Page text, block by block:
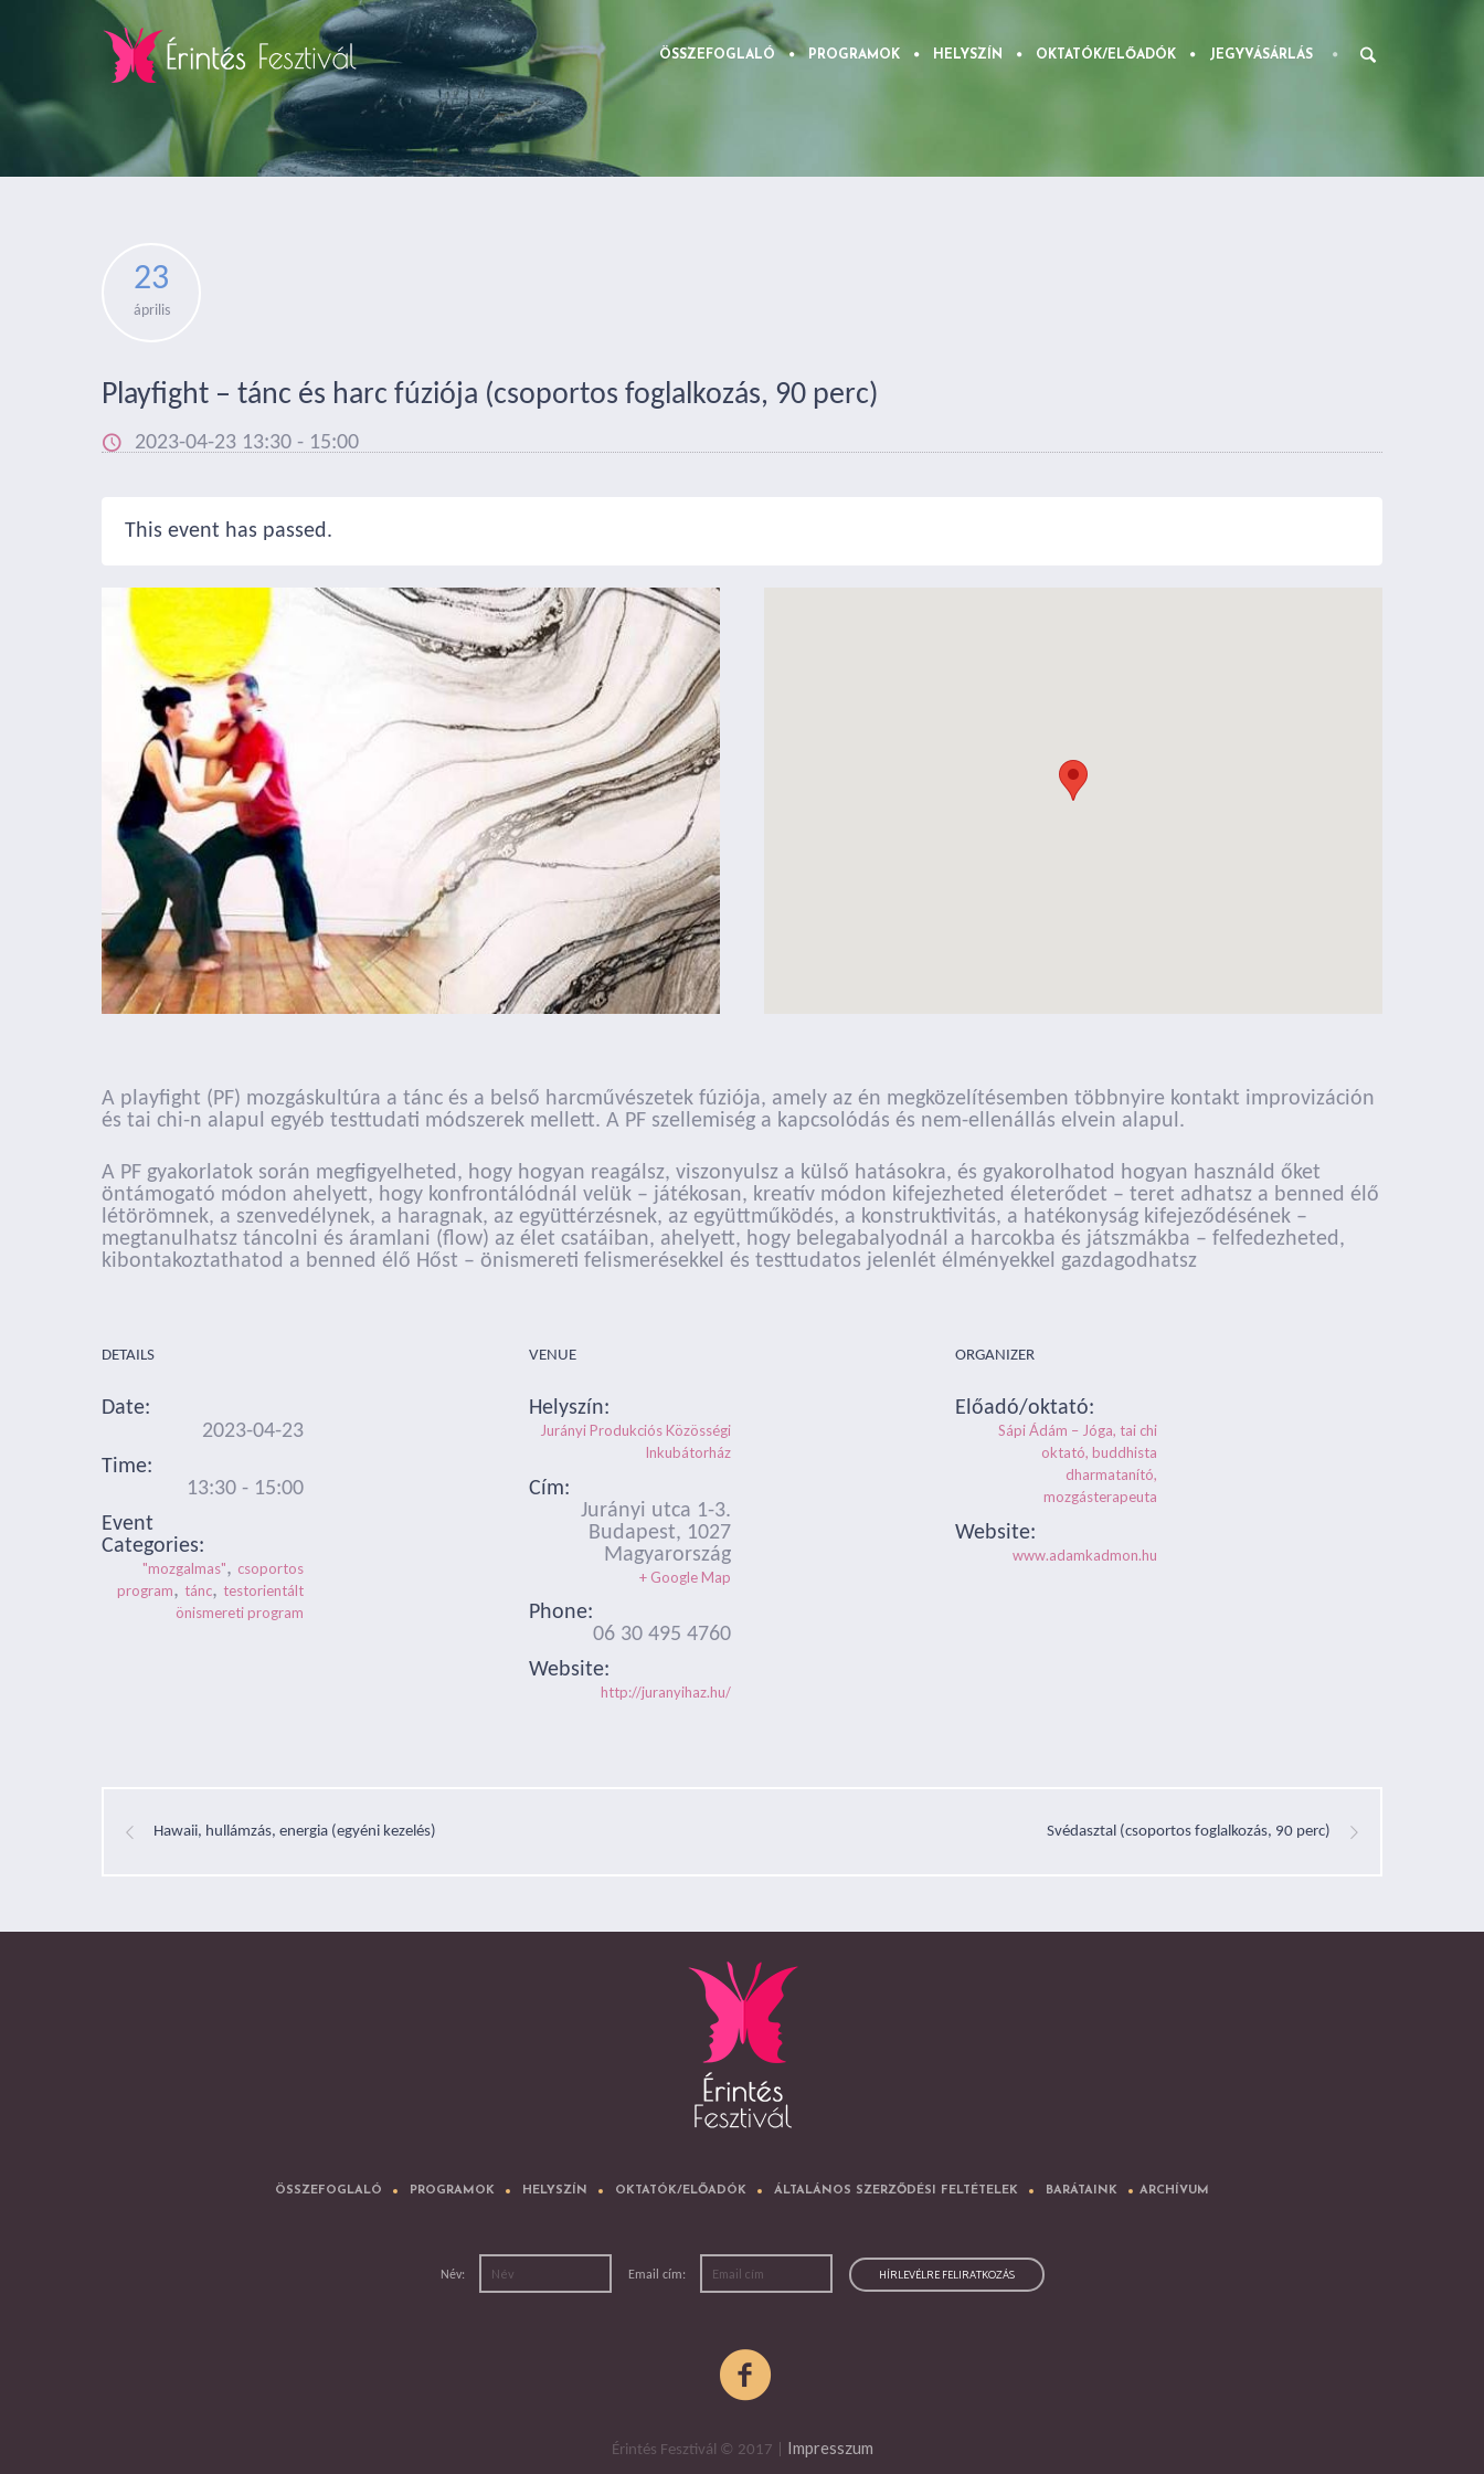
ÖSSZEFOGLALÓ PROGRAMOK HELYSZÍN OKTATÓK/ELŐADÓK JEGYVÁSÁRLÁS
23
április
Playfight – tánc és harc fúziója (csoportos foglalkozás, 90 perc)
2023-04-23 13:30 - 15:00
This event has passed.
A playfight (PF) mozgáskultúra a tánc és a belső harcművészetek fúziója, amely az én megközelítésemben többnyire kontakt improvizáción
és tai chi-n alapul egyéb testtudati módszerek mellett. A PF szellemiség a kapcsolódás és nem-ellenállás elvein alapul.
A PF gyakorlatok során megfigyelheted, hogy hogyan reagálsz, viszonyulsz a külső hatásokra, és gyakorolhatod hogyan használd őket
öntámogató módon ahelyett, hogy konfrontálódnál velük – játékosan, kreatív módon kifejezheted életerődet – teret adhatsz a benned élő
létörömnek, a szenvedélynek, a haragnak, az együttérzésnek, az együttműködés, a konstruktivitás, a hatékonyság kifejeződésének –
megtanulhatsz táncolni és áramlani (flow) az élet csatáiban, ahelyett, hogy belegabalyodnál a harcokba és játszmákba – felfedezheted,
kibontakoztathatod a benned élő Hőst – önismereti felismerésekkel és testtudatos jelenlét élményekkel gazdagodhatsz
DETAILS
Date:
2023-04-23
Time:
13:30 - 15:00
Event
Categories:
"mozgalmas", csoportos
program, tánc, testorientált
önismereti program
VENUE
Helyszín:
Jurányi Produkciós Közösségi
Inkubátorház
Cím:
Jurányi utca 1-3.
Budapest, 1027
Magyarország
+ Google Map
Phone:
06 30 495 4760
Website:
http://juranyihaz.hu/
ORGANIZER
Előadó/oktató:
Sápi Ádám – Jóga, tai chi
oktató, buddhista
dharmatanító,
mozgásterapeuta
Website:
www.adamkadmon.hu
Hawaii, hullámzás, energia (egyéni kezelés) Svédasztal (csoportos foglalkozás, 90 perc)
ÖSSZEFOGLALÓ PROGRAMOK HELYSZÍN OKTATÓK/ELŐADÓK ÁLTALÁNOS SZERZŐDÉSI FELTÉTELEK BARÁTAINK ARCHÍVUM
Név: Email cím:
Érintés Fesztivál © 2017 | Impresszum